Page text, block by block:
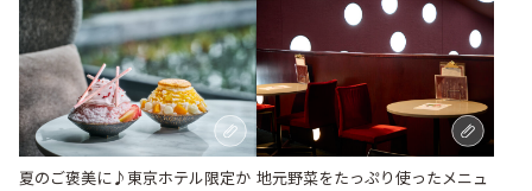
夏のご褒美に♪東京ホテル限定か 地元野菜をたっぷり使ったメニュ